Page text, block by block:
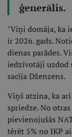
ģenerālis.
"Viņi domāja, ka
ir 2026. gads.
dienas parādes.
iedzīvotāji uzdod
sacīja Dženzens.
Viņš atzina, ka
spriedze. No
pievienojušās
tērēt 5% no IKP